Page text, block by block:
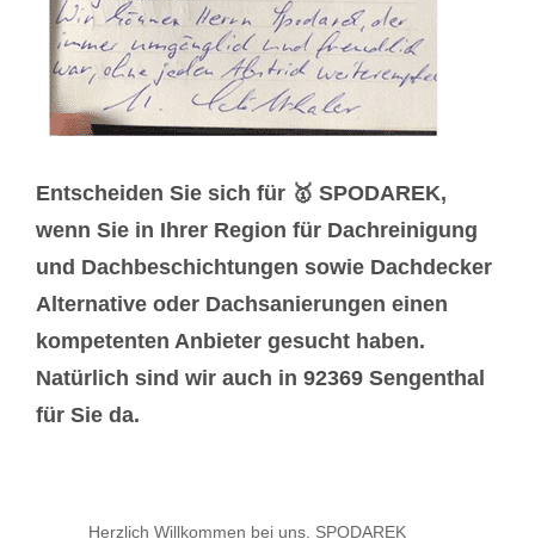
Entscheiden Sie sich für 🥇 SPODAREK,
wenn Sie in Ihrer Region für Dachreinigung
und Dachbeschichtungen sowie Dachdecker
Alternative oder Dachsanierungen einen
kompetenten Anbieter gesucht haben.
Natürlich sind wir auch in 92369 Sengenthal
für Sie da.
Herzlich Willkommen bei uns. SPODAREK